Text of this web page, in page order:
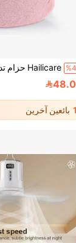
1 بائعين آخرين